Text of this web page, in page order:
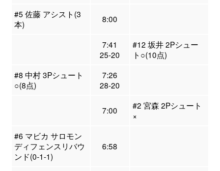
#5 佐藤 アシスト(3
本)
8:00
7:41
25-20
#12 坂井 2Pシュー
ト○(10点)
#8 中村 3Pシュート
○(8点)
7:26
28-20
7:00
#2 宮森 2Pシュート
×
#6 マビカ サロモン
ディフェンスリバウ
ンド(0-1-1)
6:58